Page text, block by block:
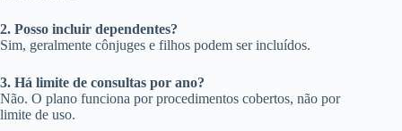
2. Posso incluir dependentes?
Sim, geralmente cônjuges e filhos podem ser incluídos.
3. Há limite de consultas por ano?
Não. O plano funciona por procedimentos cobertos, não por
limite de uso.